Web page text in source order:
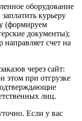
оборудование
курьеру
(формируем
документы);
счет на
через сайт:
этом при отгрузке
лиц.
Если у вас